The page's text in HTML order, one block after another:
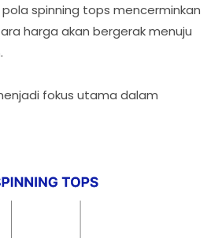
spinning tops mencerminkan
harga akan bergerak menuju
fokus utama dalam